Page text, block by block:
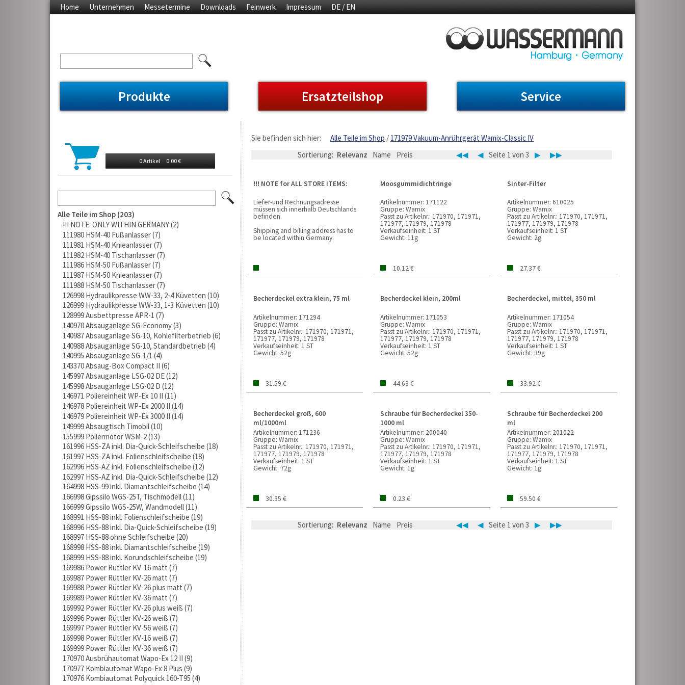
Home Unternehmen Messetermine Downloads Feinwerk Impressum DE / EN
Produkte Ersatzteilshop Service
0 Artikel 0.00 €
Alle Teile im Shop 203
!!! NOTE: ONLY WITHIN GERMANY 2
111980 HSM-40 Fußanlasser 7
111981 HSM-40 Knieanlasser 7
111982 HSM-40 Tischanlasser 7
111986 HSM-50 Fußanlasser 7
111987 HSM-50 Knieanlasser 7
111988 HSM-50 Tischanlasser 7
126998 Hydraulikpresse WW-33, 2-4 Küvetten 10
126999 Hydraulikpresse WW-33, 1-3 Küvetten 10
128999 Ausbettpresse APR-1 7
140970 Absauganlage SG-Economy 3
140987 Absauganlage SG-10, Kohlefilterbetrieb 6
140988 Absauganlage SG-10, Standardbetrieb 4
140995 Absauganlage SG-1/1 4
143370 Absaug-Box Compact II 6
145997 Absauganlage LSG-02 DE 12
145998 Absauganlage LSG-02 D 12
146971 Poliereinheit WP-Ex 10 II 11
146978 Poliereinheit WP-Ex 2000 II 14
146979 Poliereinheit WP-Ex 3000 II 14
149999 Absaugtisch Timobil 10
155999 Poliermotor WSM-2 13
161996 HSS-ZA inkl. Dia-Quick-Schleifscheibe 18
161997 HSS-ZA inkl. Folienschleifscheibe 18
162996 HSS-AZ inkl. Folienschleifscheibe 12
162997 HSS-AZ inkl. Dia-Quick-Schleifscheibe 12
164998 HSS-99 inkl. Diamantschleifscheibe 14
166998 Gipssilo WGS-25T, Tischmodell 11
166999 Gipssilo WGS-25W, Wandmodell 11
168991 HSS-88 inkl. Folienschleifscheibe 19
168996 HSS-88 inkl. Dia-Quick-Schleifscheibe 19
168997 HSS-88 ohne Schleifscheibe 20
168998 HSS-88 inkl. Diamantschleifscheibe 19
168999 HSS-88 inkl. Korundschleifscheibe 19
169986 Power Rüttler KV-16 matt 7
169987 Power Rüttler KV-26 matt 7
169988 Power Rüttler KV-26 plus matt 7
169989 Power Rüttler KV-36 matt 7
169992 Power Rüttler KV-26 plus weiß 7
169996 Power Rüttler KV-26 weiß 7
169997 Power Rüttler KV-56 weiß 7
169998 Power Rüttler KV-16 weiß 7
169999 Power Rüttler KV-36 weiß 7
170970 Ausbrühautomat Wapo-Ex 12 II 9
170977 Kombiautomat Wapo-Ex 8 Plus 9
170976 Kombiautomat Polyquick 160-T95 4
Sie befinden sich hier: Alle Teile im Shop
171979 Vakuum-Anrührgerät Wamix-Classic IV
Sortierung: Relevanz Name Preis ◀◀ ◀ Seite 1 von 3 ▶ ▶▶
!!! NOTE for ALL STORE ITEMS:
Liefer-und Rechnungsadresse
müssen sich innerhalb Deutschlands
befinden.
Shipping and billing address has to
be located within Germany.
Moosgummidichtringe
Artikelnummer: 171122
Gruppe: Wamix
Passt zu Artikelnr.: 171970, 171971,
171977, 171979, 171978
Verkaufseinheit: 1 ST
Gewicht: 11g
10.12 €
Sinter-Filter
Artikelnummer: 610025
Gruppe: Wamix
Passt zu Artikelnr.: 171970, 171971,
171977, 171979, 171978
Verkaufseinheit: 1 ST
Gewicht: 2g
27.37 €
Becherdeckel extra klein, 75 ml
Artikelnummer: 171294
Gruppe: Wamix
Passt zu Artikelnr.: 171970, 171971,
171977, 171979, 171978
Verkaufseinheit: 1 ST
Gewicht: 52g
31.59 €
Becherdeckel klein, 200ml
Artikelnummer: 171053
Gruppe: Wamix
Passt zu Artikelnr.: 171970, 171971,
171977, 171979, 171978
Verkaufseinheit: 1 ST
Gewicht: 52g
44.63 €
Becherdeckel, mittel, 350 ml
Artikelnummer: 171054
Gruppe: Wamix
Passt zu Artikelnr.: 171970, 171971,
171977, 171979, 171978
Verkaufseinheit: 1 ST
Gewicht: 39g
33.92 €
Becherdeckel groß, 600
ml/1000ml
Artikelnummer: 171236
Gruppe: Wamix
Passt zu Artikelnr.: 171970, 171971,
171977, 171979, 171978
Verkaufseinheit: 1 ST
Gewicht: 72g
30.35 €
Schraube für Becherdeckel 350-
1000 ml
Artikelnummer: 200040
Gruppe: Wamix
Passt zu Artikelnr.: 171970, 171971,
171977, 171979, 171978
Verkaufseinheit: 1 ST
Gewicht: 1g
0.23 €
Schraube für Becherdeckel 200
ml
Artikelnummer: 201022
Gruppe: Wamix
Passt zu Artikelnr.: 171970, 171971,
171977, 171979, 171978
Verkaufseinheit: 1 ST
Gewicht: 1g
59.50 €
Sortierung: Relevanz Name Preis ◀◀ ◀ Seite 1 von 3 ▶ ▶▶